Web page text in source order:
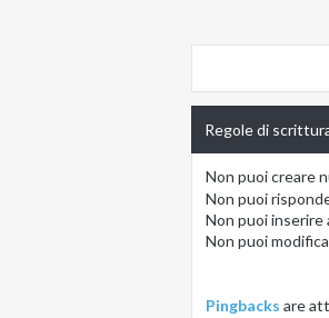
Regole di
Non puoicreare
Non puoi
Non puoiinserire
Non puoi
Pingbacks are